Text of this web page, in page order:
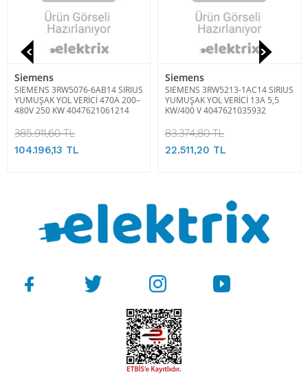
Siemens
SIEMENS 3RW5076-6AB14 SIRIUS
YUMUŞAK YOL VERİCİ 470A 200–
480V 250 KW 4047621061214
385.911,60 TL
104.196,13 TL
Siemens
SIEMENS 3RW5213-1AC14 SIRIUS
YUMUŞAK YOL VERİCİ 13A 5,5
KW/400 V 4047621035932
83.374,80 TL
22.511,20 TL